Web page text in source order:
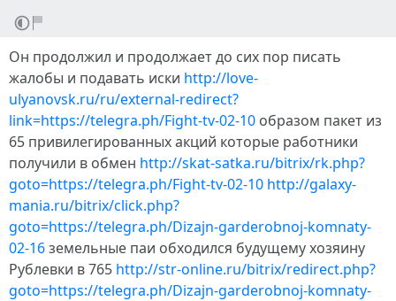
Он продолжил и продолжает до сих пор писать
жалобы и подавать иски http://love-
ulyanovsk.ru/ru/external-redirect?
link=https://telegra.ph/Fight-tv-02-10 образом пакет из
65 привилегированных акций которые работники
получили в обмен http://skat-satka.ru/bitrix/rk.php?
goto=https://telegra.ph/Fight-tv-02-10 http://galaxy-
mania.ru/bitrix/click.php?
goto=https://telegra.ph/Dizajn-garderobnoj-komnaty-
02-16земельные паи обходился будущему хозяину
Рублевки в 765 http://str-online.ru/bitrix/redirect.php?
goto=https://telegra.ph/Dizajn-garderobnoj-komnaty-